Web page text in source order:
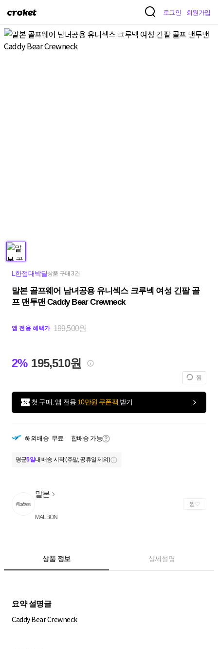
크
켓
로그인 회원가입
L한점대박딜상품 구매 3건
말본 골프웨어 남녀공용 유니섹스 크루넥 여성 긴팔 골
프 맨투맨 Caddy Bear Crewneck
앱 전용 혜택가 199,500원
2% 195,510원
찜
첫 구매, 앱 전용 10만원 쿠폰팩 받기
해외배송 무료 합배송 가능
평균5일내 배송 시작 (주말, 공휴일 제외)
말본
MALBON
찜
상품 정보 상세설명
요약 설명글
Caddy Bear Crewneck